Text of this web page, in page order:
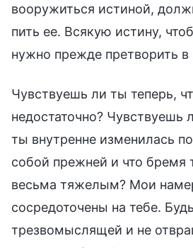
вооружиться истиной,
пить ее. Всякую истину,
нужно прежде претворить в
Чувствуешь ли ты теперь,
недостаточно? Чувствуешь
ты внутренне изменилась
собой прежней и что бремя
весьма тяжелым? Мои
сосредоточены на тебе. Будь
трезвомыслящей и не